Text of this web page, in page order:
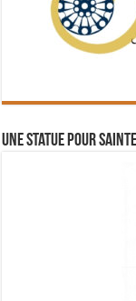
Une statue pour